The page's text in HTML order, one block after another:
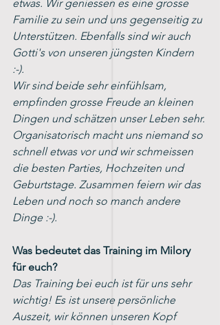
etwas. Wir geniessen es eine grosse
Familie zu sein und uns gegenseitig zu
Unterstützen. Ebenfalls sind wir auch
Gotti's von unseren jüngsten Kindern
:-).
Wir sind beide sehr einfühlsam,
empfinden grosse Freude an kleinen
Dingen und schätzen unser Leben sehr.
Organisatorisch macht uns niemand so
schnell etwas vor und wir schmeissen
die besten Parties, Hochzeiten und
Geburtstage. Zusammen feiern wir das
Leben und noch so manch andere
Dinge :-).
Was bedeutet das Training im Milory
für euch?
Das Training bei euch ist für uns sehr
wichtig! Es ist unsere persönliche
Auszeit, wir können unseren Kopf